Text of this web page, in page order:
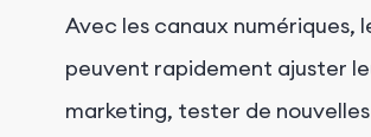
Avec les canaux numériques,
peuvent rapidement ajuster
marketing, tester de